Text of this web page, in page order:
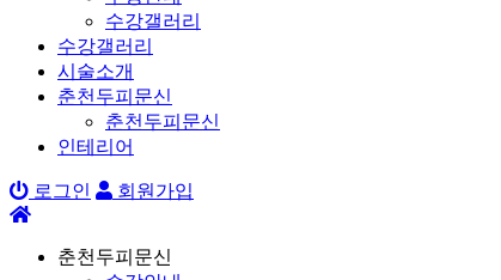
수강갤러리
수강갤러리
시술소개
춘천두피문신
춘천두피문신
인테리어
로그인 회원가입
춘천두피문신